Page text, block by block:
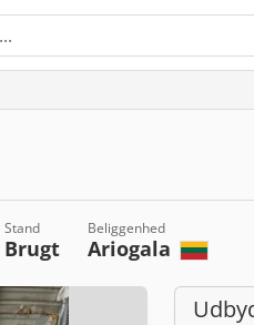
Stand
Brugt
Beliggenhed
Ariogala